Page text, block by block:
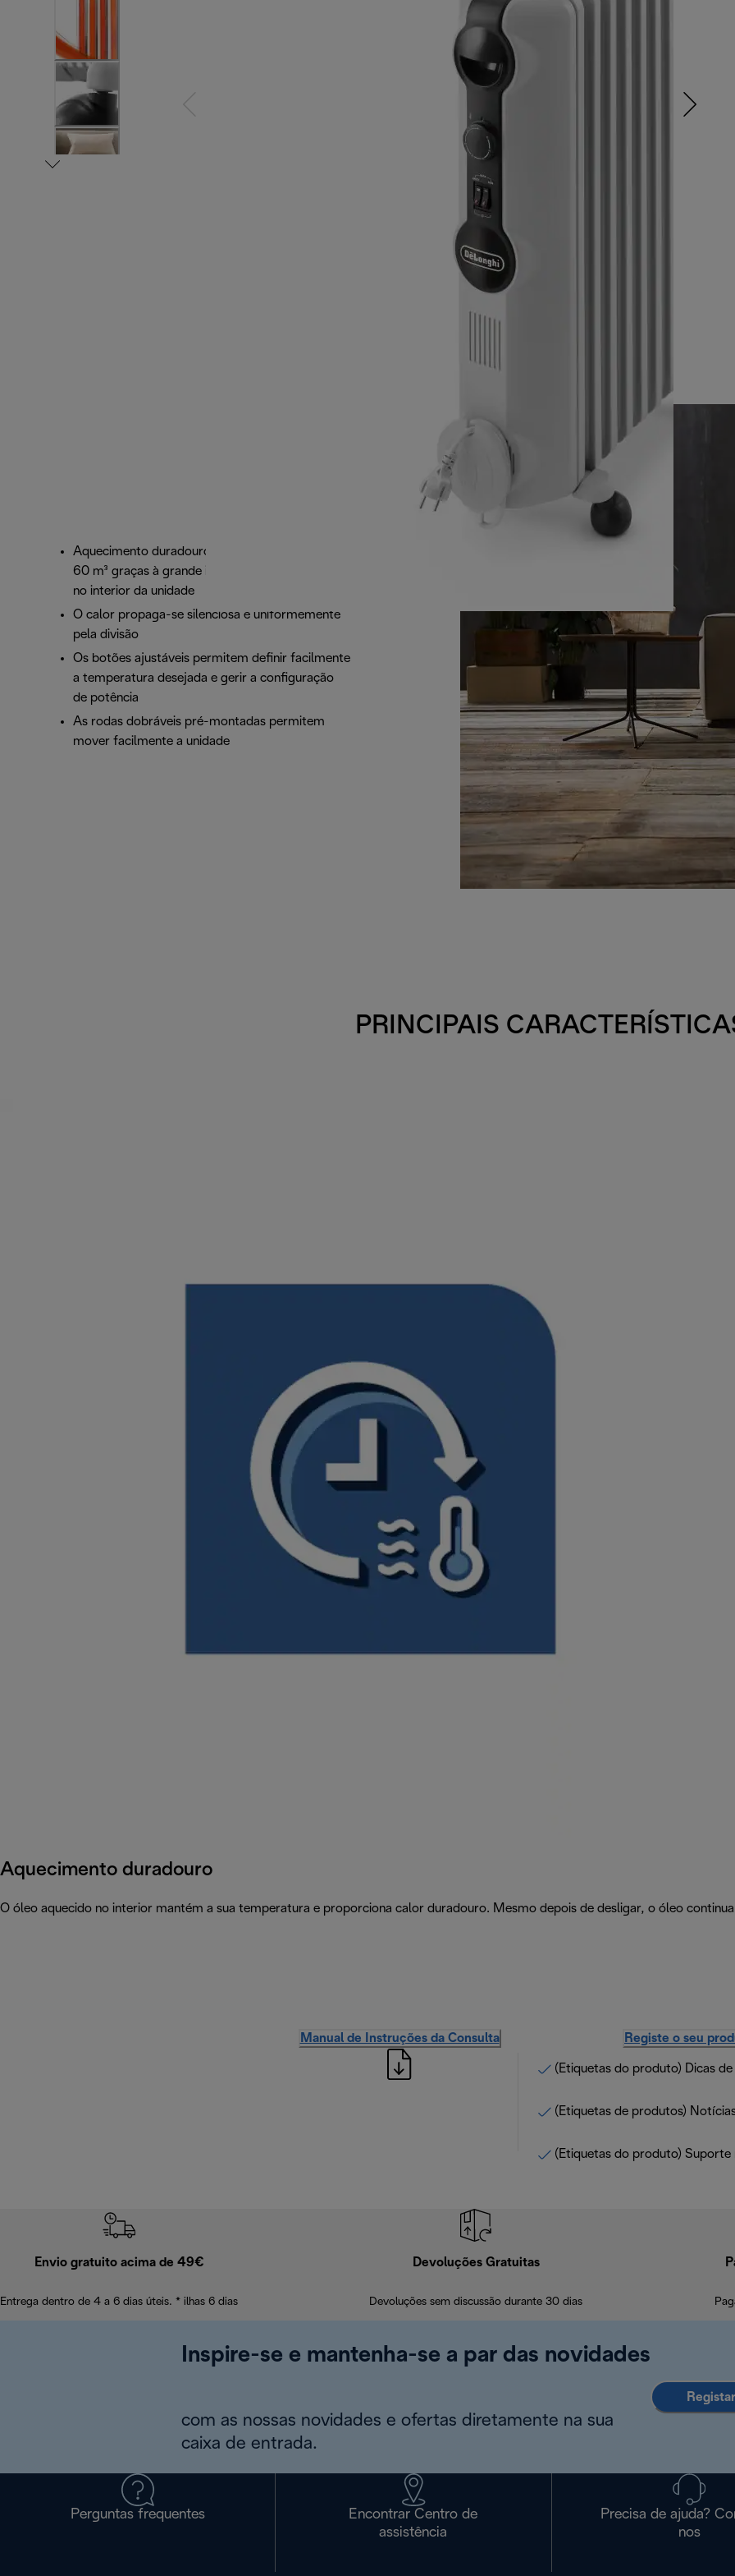
Aquecimento duradouro para divisões de até
60 m³ graças à grande inércia térmica do óleo
no interior da unidade
O calor propaga-se silenciosa e uniformemente
pela divisão
Os botões ajustáveis permitem definir facilmente
a temperatura desejada e gerir a configuração
de potência
As rodas dobráveis pré-montadas permitem
mover facilmente a unidade
PRINCIPAIS
Aquecimento duradouro
O óleo aquecido no interior mantém a sua temperatura e proporciona calor duradouro. Mesmo depois de desligar, o óleo
Manual de Instruções da Consulta Registe o seu
(Etiquetas do produto) Dicas
(Etiquetas de produtos)
(Etiquetas do produto) Suporte
Envio gratuito acima de 49€
Entrega dentro de 4 a 6 dias úteis. * ilhas 6 dias
Devoluções Gratuitas
Devoluções sem discussão durante 30 dias
Inspire-se e mantenha-se a par das novidades
com as nossas novidades e ofertas diretamente na sua
caixa de entrada.
Perguntas frequentes
Encontrar Centro de
assistência
Precisa de ajuda?
nos